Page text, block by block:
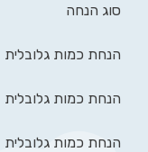
סוג הנחה
הנחת כמות גלובלית
הנחת כמות גלובלית
הנחת כמות גלובלית